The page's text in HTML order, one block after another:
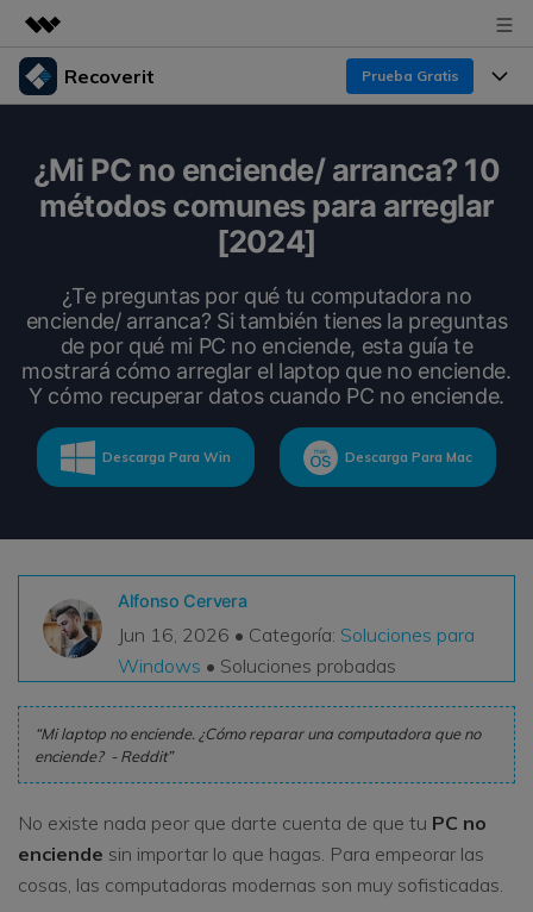
Productos destacados
Utilidades
Empresas
Resumen
Sala de prensa
Tienda
Soporte
Recoverit Prueba Gratis
Recoverit para Windows
Líder en recuperación para Windows
Pruébalo Gratis
Recoverit para Mac
Recupera datos ilimitados del sistema Mac
Recoverit Gratis
Recupera datos perdidos/eliminados gratis
Otros Productos
Repairit - Reparar Datos
Funciones
Recuperar Medios Borrados
Soluciones de Recuperación Exclusivas Nuevo
Recuperar Documentos
Escenarios de Pérdida de Datos
Recursos
Por qué Recoverit
Experto en Recuperación de Datos
Historias de Clientes
Guía
search
¿Mi PC no enciende/ arranca? 10
métodos comunes para arreglar
[2024]
¿Te preguntas por qué tu computadora no
enciende/ arranca? Si también tienes la preguntas
de por qué mi PC no enciende, esta guía te
mostrará cómo arreglar el laptop que no enciende.
Y cómo recuperar datos cuando PC no enciende.
Descarga Para Win Descarga Para Mac
Alfonso Cervera
Jun 16, 2026 • Categoría: Soluciones para
Windows • Soluciones probadas
Mi laptop no enciende. ¿Cómo reparar una computadora que no
enciende? - Reddit
No existe nada peor que darte cuenta de que tu PC no
enciende sin importar lo que hagas. Para empeorar las
cosas, las computadoras modernas son muy sofisticadas.